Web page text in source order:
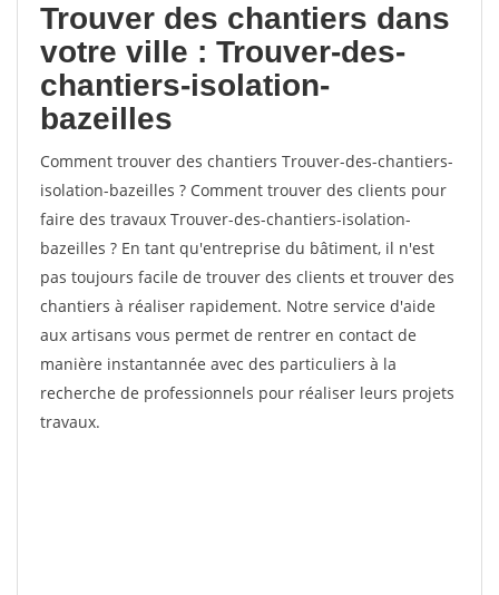
Trouver des chantiers dans
votre ville : Trouver-des-
chantiers-isolation-
bazeilles
Comment trouver des chantiers Trouver-des-chantiers-
isolation-bazeilles ? Comment trouver des clients pour
faire des travaux Trouver-des-chantiers-isolation-
bazeilles ? En tant qu'entreprise du bâtiment, il n'est
pas toujours facile de trouver des clients et trouver des
chantiers à réaliser rapidement. Notre service d'aide
aux artisans vous permet de rentrer en contact de
manière instantannée avec des particuliers à la
recherche de professionnels pour réaliser leurs projets
travaux.